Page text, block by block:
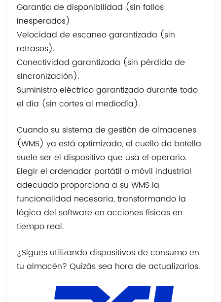
Garantía de disponibilidad (sin fallos
inesperados)
Velocidad de escaneo garantizada (sin
retrasos).
Conectividad garantizada (sin pérdida de
sincronización).
Suministro eléctrico garantizado durante todo
el día (sin cortes al mediodía).
Cuando su sistema de gestión de almacenes
(WMS) ya está optimizado, el cuello de botella
suele ser el dispositivo que usa el operario.
Elegir el ordenador portátil o móvil industrial
adecuado proporciona a su WMS la
funcionalidad necesaria, transformando la
lógica del software en acciones físicas en
tiempo real.
¿Sigues utilizando dispositivos de consumo en
tu almacén? Quizás sea hora de actualizarlos.